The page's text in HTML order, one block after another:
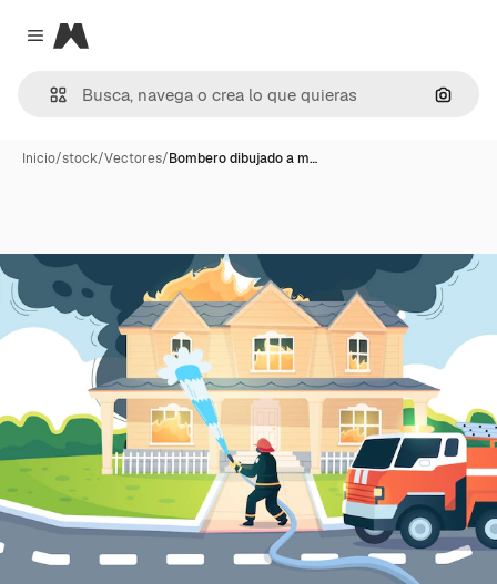
Close menu
Magnific
Inicio/stock/Vectores/Bombero dibujado a m…